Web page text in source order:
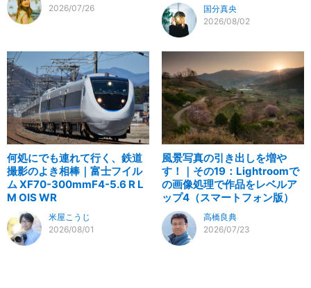
2026/07/26
国分真央
2026/08/02
何処にでも連れて行く、鉄道
撮影のよき相棒｜富士フイル
ム XF70-300mmF4-5.6 R L
M OIS WR
米屋こうじ
2026/08/01
風景写真の引き出しを増や
す！｜その19：Lightroomで
の画像処理で作品をレベルア
ップ4（スマートフォン版）
高橋良典
2026/07/23